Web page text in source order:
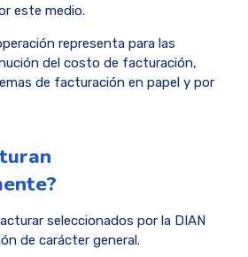
este medio.
representa para las
del costo de facturación,
de facturación en papel y por
seleccionados por la DIAN
de carácter general.